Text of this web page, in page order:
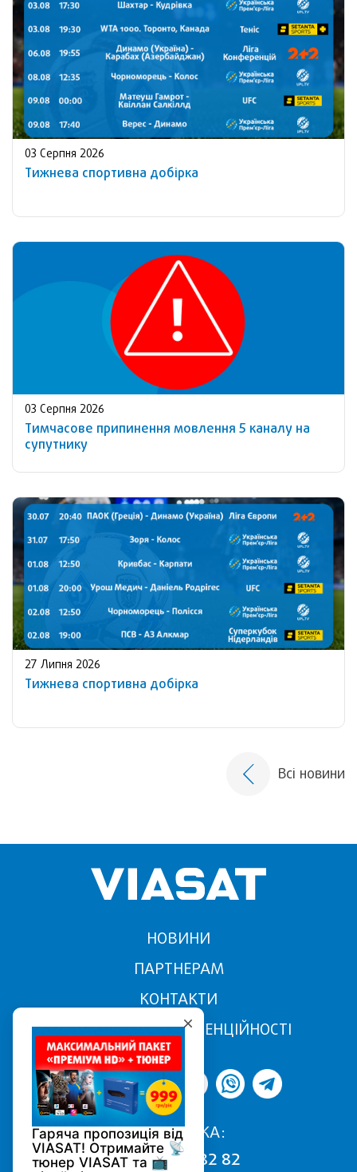
03 Серпня 2026
Тижнева спортивна добірка
03 Серпня 2026
Тимчасове припинення мовлення 5 каналу на
супутнику
27 Липня 2026
Тижнева спортивна добірка
Всі новини
НОВИНИ
ПАРТНЕРАМ
КОНТАКТИ
ПОЛІТИКА КОНФІДЕНЦІЙНОСТІ
ПІДТРИМКА:
068 170 82 82